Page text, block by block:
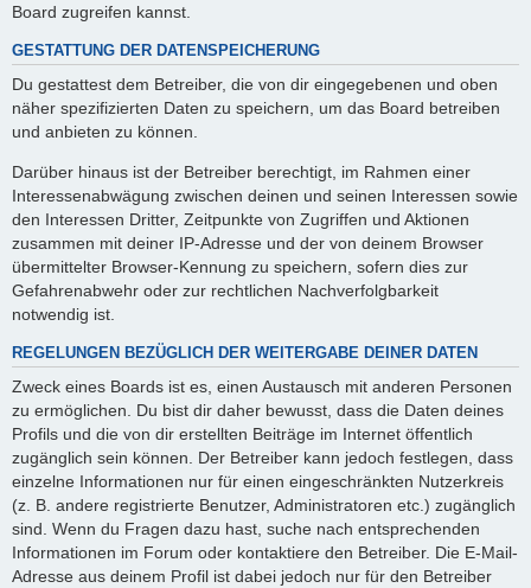
Board zugreifen kannst.
GESTATTUNG DER DATENSPEICHERUNG
Du gestattest dem Betreiber, die von dir eingegebenen und oben
näher spezifizierten Daten zu speichern, um das Board betreiben
und anbieten zu können.
Darüber hinaus ist der Betreiber berechtigt, im Rahmen einer
Interessenabwägung zwischen deinen und seinen Interessen sowie
den Interessen Dritter, Zeitpunkte von Zugriffen und Aktionen
zusammen mit deiner IP-Adresse und der von deinem Browser
übermittelter Browser-Kennung zu speichern, sofern dies zur
Gefahrenabwehr oder zur rechtlichen Nachverfolgbarkeit
notwendig ist.
REGELUNGEN BEZÜGLICH DER WEITERGABE DEINER DATEN
Zweck eines Boards ist es, einen Austausch mit anderen Personen
zu ermöglichen. Du bist dir daher bewusst, dass die Daten deines
Profils und die von dir erstellten Beiträge im Internet öffentlich
zugänglich sein können. Der Betreiber kann jedoch festlegen, dass
einzelne Informationen nur für einen eingeschränkten Nutzerkreis
(z. B. andere registrierte Benutzer, Administratoren etc.) zugänglich
sind. Wenn du Fragen dazu hast, suche nach entsprechenden
Informationen im Forum oder kontaktiere den Betreiber. Die E-Mail-
Adresse aus deinem Profil ist dabei jedoch nur für den Betreiber